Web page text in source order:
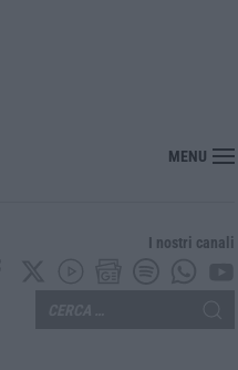
MENU
I nostri canali